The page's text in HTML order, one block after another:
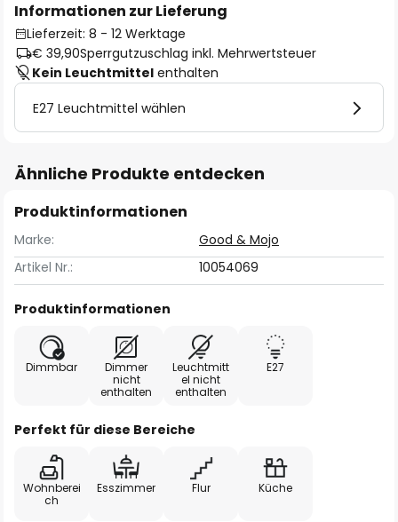
Informationen zur Lieferung
Lieferzeit: 8 - 12 Werktage
€ 39,90Sperrgutzuschlag inkl. Mehrwertsteuer
Kein Leuchtmittel enthalten
E27 Leuchtmittel wählen
Ähnliche Produkte entdecken
Produktinformationen
Marke:
Good & Mojo
Artikel Nr.:
10054069
Produktinformationen
Dimmbar
Dimmer
nicht
enthalten
Leuchtmitt
el nicht
enthalten
E27
Perfekt für diese Bereiche
Wohnberei
ch
Esszimmer Flur Küche